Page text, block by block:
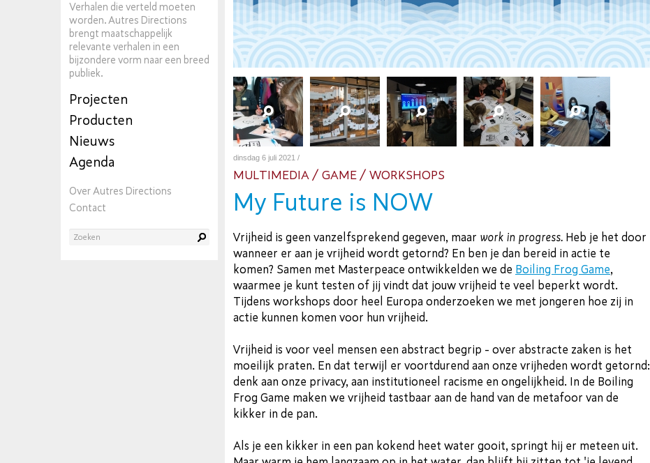
Verhalen die verteld moeten
worden. Autres Directions
brengt maatschappelijk
relevante verhalen in een
bijzondere vorm naar een breed
publiek.
Projecten
Producten
Nieuws
Agenda
Over Autres Directions
Contact
dinsdag 6 juli 2021 /
MULTIMEDIA / GAME / WORKSHOPS
My Future is NOW
Vrijheid is geen vanzelfsprekend gegeven, maar work in progress. Heb je het door
wanneer er aan je vrijheid wordt getornd? En ben je dan bereid in actie te
komen? Samen met Masterpeace ontwikkelden we de Boiling Frog Game,
waarmee je kunt testen of jij vindt dat jouw vrijheid te veel beperkt wordt.
Tijdens workshops door heel Europa onderzoeken we met jongeren hoe zij in
actie kunnen komen voor hun vrijheid.
Vrijheid is voor veel mensen een abstract begrip - over abstracte zaken is het
moeilijk praten. En dat terwijl er voortdurend aan onze vrijheden wordt getornd:
denk aan onze privacy, aan institutioneel racisme en ongelijkheid. In de Boiling
Frog Game maken we vrijheid tastbaar aan de hand van de metafoor van de
kikker in de pan.
Als je een kikker in een pan kokend heet water gooit, springt hij er meteen uit.